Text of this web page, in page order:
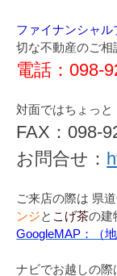
ファイナンシャル
切な不動産のご相
電話：098-
対面ではちょっと
FAX：098-
お問合せ：
ご来店の際は 県
ンジと こげ茶の建
GoogleMAP：（
ナビでお越しの際